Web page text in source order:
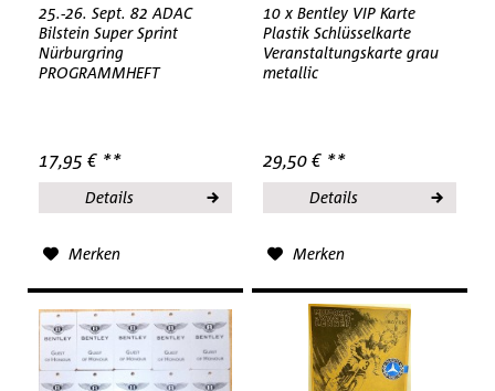
25.-26. Sept. 82 ADAC
Bilstein Super Sprint
Nürburgring
PROGRAMMHEFT
17,95 € **
Details
Merken
10 x Bentley VIP Karte
Plastik Schlüsselkarte
Veranstaltungskarte grau
metallic
29,50 € **
Details
Merken